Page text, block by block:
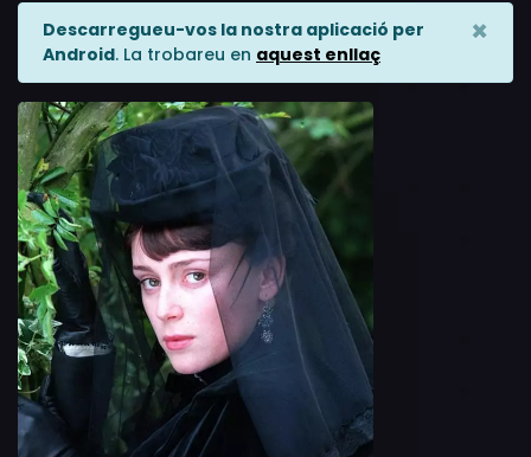
Descarregueu-vos la nostra aplicació per
Android. La trobareu en aquest enllaç
×